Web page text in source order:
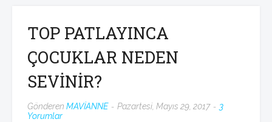
TOP PATLAYINCA
ÇOCUKLAR NEDEN
SEVİNİR?
Gönderen MAVİANNE Pazartesi, Mayıs 29, 2017
3
Yorumlar